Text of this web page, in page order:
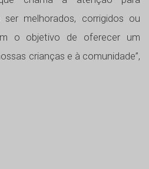
melhorados, corrigidos ou
o objetivo de oferecer um
crianças e à comunidade”,